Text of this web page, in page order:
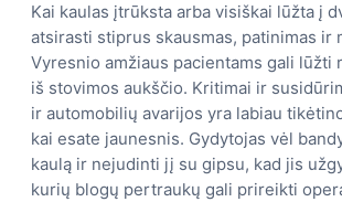
Kai kaulas įtrūksta arba visiškai lūžta į
atsirasti stiprus skausmas, patinimas ir
Vyresnio amžiaus pacientams gali lūžti
iš stovimos aukščio. Kritimai ir
ir automobilių avarijos yra labiau
kai esate jaunesnis. Gydytojas vėl
kaulą ir nejudinti jį su gipsu, kad jis
kurių blogų pertraukų gali prireikti